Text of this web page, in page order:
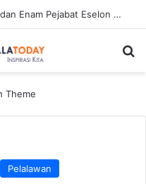
Dirut Jasa Raharja Dampingi Wamenhub Tinjau Penanganan Korban KM Mutiara Sentosa II di RS PHC Surabaya
Pelalawan